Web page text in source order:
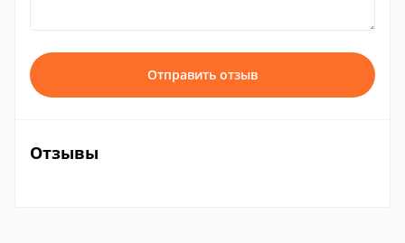
Отправить отзыв
Отзывы